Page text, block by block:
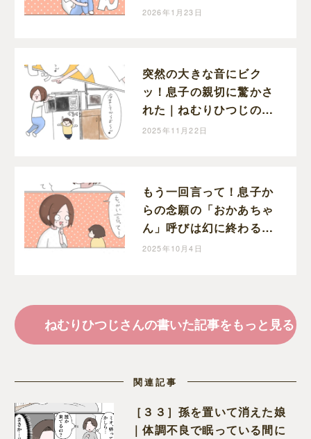
むりひつじの子育て絵日
2026年1月23日
突然の大きな音にビク
ッ！息子の親切に驚かさ
れた｜ねむりひつじの子
育て絵日記
2025年11月22日
もう一回言って！息子か
らの念願の「おかあちゃ
ん」呼びは幻に終わる｜
ねむりひつじの子育て絵
2025年10月4日
ねむりひつじさんの書いた記事をもっと見る
関連記事
［３３］孫を置いて消えた娘
｜体調不良で眠っている間に